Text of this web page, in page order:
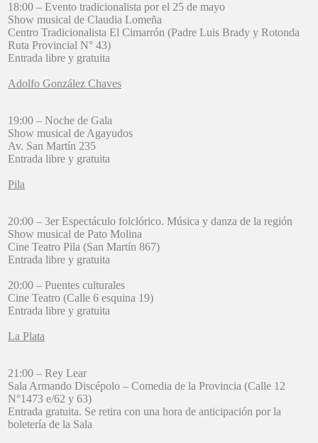
18:00 – Evento tradicionalista por el 25 de mayo
Show musical de Claudia Lomeña
Centro Tradicionalista El Cimarrón (Padre Luis Brady y Rotonda
Ruta Provincial N° 43)
Entrada libre y gratuita
Adolfo González Chaves
19:00 – Noche de Gala
Show musical de Agayudos
Av. San Martín 235
Entrada libre y gratuita
Pila
20:00 – 3er Espectáculo folclórico. Música y danza de la región
Show musical de Pato Molina
Cine Teatro Pila (San Martín 867)
Entrada libre y gratuita
20:00 – Puentes culturales
Cine Teatro (Calle 6 esquina 19)
Entrada libre y gratuita
La Plata
21:00 – Rey Lear
Sala Armando Discépolo – Comedia de la Provincia (Calle 12
N°1473 e/62 y 63)
Entrada gratuita. Se retira con una hora de anticipación por la
boletería de la Sala